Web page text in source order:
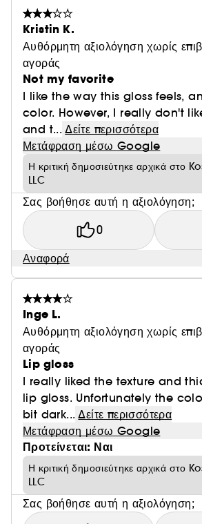
Kristin K.
Αυθόρμητη αξιολόγηση χωρίς
αγοράς
Not my favorite
I like the way this gloss feels,
color. However, I really don't
and t... Δείτε περισσότερα
Μετάφραση μέσω Google
Η κριτική δημοσιεύτηκε αρχικά στο
LLC
Σας βοήθησε αυτή η αξιολόγηση;
0
Αναφορά
Inge L.
Αυθόρμητη αξιολόγηση χωρίς
αγοράς
Lip gloss
I really liked the texture and
lip gloss. Unfortunately the
bit dark... Δείτε περισσότερα
Μετάφραση μέσω Google
Προτείνεται: Ναι
Η κριτική δημοσιεύτηκε αρχικά στο
LLC
Σας βοήθησε αυτή η αξιολόγηση;